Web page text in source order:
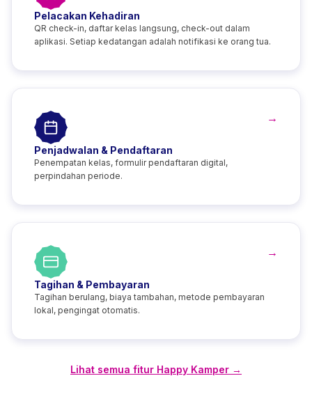
Pelacakan Kehadiran
QR check-in, daftar kelas langsung, check-out dalam
aplikasi. Setiap kedatangan adalah notifikasi ke orang tua.
→
Penjadwalan & Pendaftaran
Penempatan kelas, formulir pendaftaran digital,
perpindahan periode.
→
Tagihan & Pembayaran
Tagihan berulang, biaya tambahan, metode pembayaran
lokal, pengingat otomatis.
Lihat semua fitur Happy Kamper →